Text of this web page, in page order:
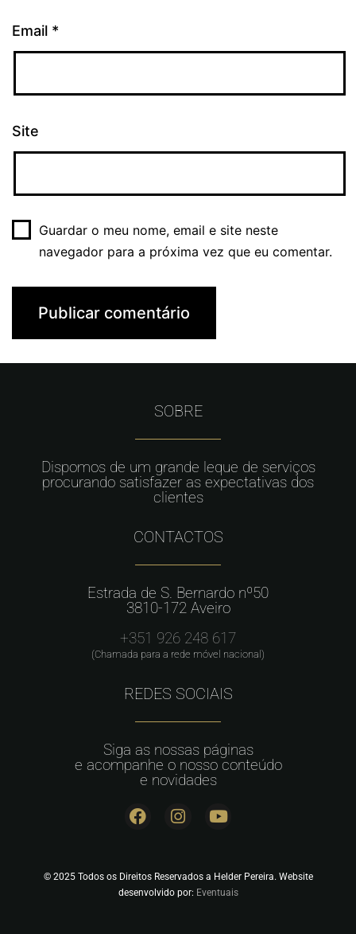
Email *
Site
Guardar o meu nome, email e site neste
navegador para a próxima vez que eu comentar.
SOBRE
Dispomos de um grande leque de serviços
procurando satisfazer as expectativas dos
clientes
CONTACTOS
Estrada de S. Bernardo nº50
3810-172 Aveiro
+351 926 248 617
(Chamada para a rede móvel nacional)
REDES SOCIAIS
Siga as nossas páginas
e acompanhe o nosso conteúdo
e novidades
© 2025 Todos os Direitos Reservados a Helder Pereira. Website
desenvolvido por: Eventuais